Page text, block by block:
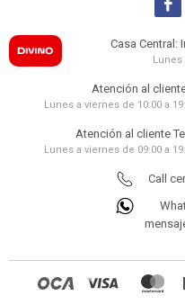

Casa Central:
Lunes
Atención al
Lunes a viernes de 10:00 a
Atención al cliente
Lunes a viernes de 09:00 a
Call